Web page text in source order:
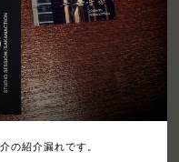
の紹介漏れです。